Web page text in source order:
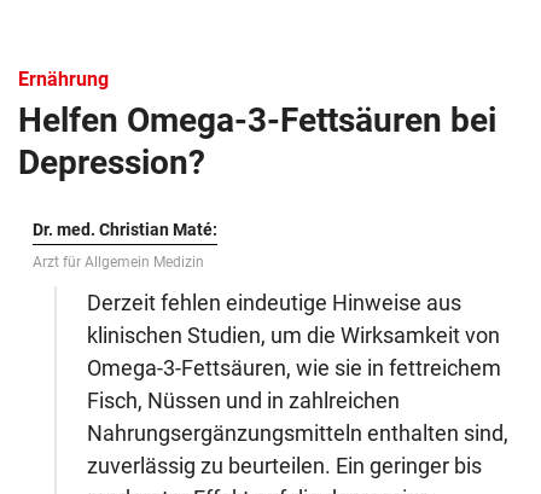
Ernährung
Helfen Omega-3-Fettsäuren bei
Depression?
Derzeit fehlen eindeutige Hinweise aus
klinischen Studien, um die Wirksamkeit von
Omega-3-Fettsäuren, wie sie in fettreichem
Fisch, Nüssen und in zahlreichen
Nahrungsergänzungsmitteln enthalten sind,
zuverlässig zu beurteilen. Ein geringer bis
Dr. med. Christian Maté:
Arzt für Allgemein Medizin